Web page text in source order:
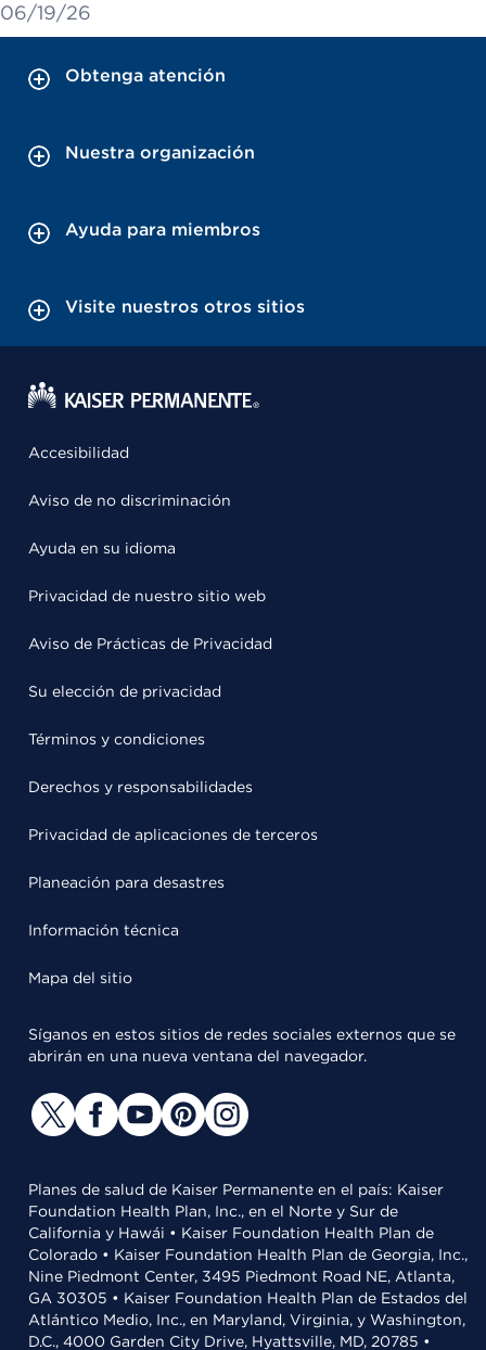
06/19/26
Obtenga atención
Nuestra organización
Ayuda para miembros
Visite nuestros otros sitios
Accesibilidad
Aviso de no discriminación
Ayuda en su idioma
Privacidad de nuestro sitio web
Aviso de Prácticas de Privacidad
Su elección de privacidad
Términos y condiciones
Derechos y responsabilidades
Privacidad de aplicaciones de terceros
Planeación para desastres
Información técnica
Mapa del sitio
Síganos en estos sitios de redes sociales externos que se
abrirán en una nueva ventana del navegador.
Planes de salud de Kaiser Permanente en el país: Kaiser
Foundation Health Plan, Inc., en el Norte y Sur de
California y Hawái • Kaiser Foundation Health Plan de
Colorado • Kaiser Foundation Health Plan de Georgia, Inc.,
Nine Piedmont Center, 3495 Piedmont Road NE, Atlanta,
GA 30305 • Kaiser Foundation Health Plan de Estados del
Atlántico Medio, Inc., en Maryland, Virginia, y Washington,
D.C., 4000 Garden City Drive, Hyattsville, MD, 20785 •